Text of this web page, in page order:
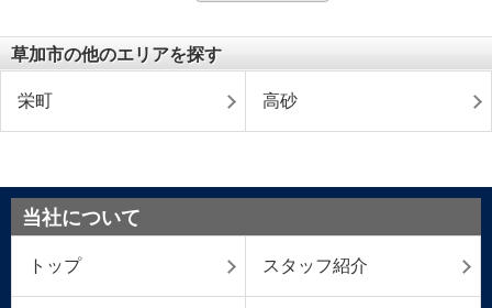
草加市の他のエリアを探す
栄町 高砂
当社について
トップ スタッフ紹介